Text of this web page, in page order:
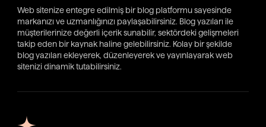
Web sitenize entegre edilmiş bir blog platformu sayesinde
markanızı ve uzmanlığınızı paylaşabilirsiniz. Blog yazıları ile
müşterilerinize değerli içerik sunabilir, sektördeki gelişmeleri
takip eden bir kaynak haline gelebilirsiniz. Kolay bir şekilde
blog yazıları ekleyerek, düzenleyerek ve yayınlayarak web
sitenizi dinamik tutabilirsiniz.